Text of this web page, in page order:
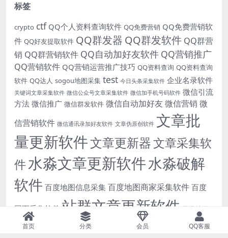
标签
crypto ctf QQ个人资料查询软件 QQ免费营销 QQ免费营销软
件 QQ好友提取软件 QQ群发器 QQ群发软件 QQ群营
销 QQ群营销软件 QQ自动加好友软件 QQ营销推广
QQ营销软件 QQ营销运营推广技巧 QQ资料查询 QQ资料查询
软件 QQ达人 sogou地图采集 test 今日头条采集软件 企业名录软件
关键词文章采集软件 微信公众号文章采集软件 微信加手机号码软件 微信引流
方法 微信推广 微信群发软件 微信自动加好友 微信营销 微
信营销软件 微信通讯录加好友软件 文章伪原创软件 文章批
量更新软件文章更新器文章采集软
件水淼文章更新软件水淼破解
软件 百度地图信息采集 百度地图商家采集软件 百度
网页采集软件 站群文章更新软件 腾讯地图
自动发布文章软件 高德地图 高德地图商家采集
首页 分类 会员 QQ客服